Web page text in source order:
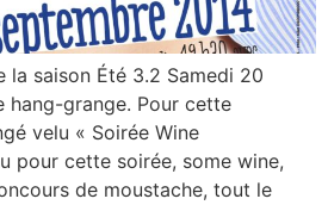
saison Été 3.2 Samedi 20
hang-grange. Pour cette
velu « Soirée Wine
pour cette soirée, some wine,
de moustache, tout le